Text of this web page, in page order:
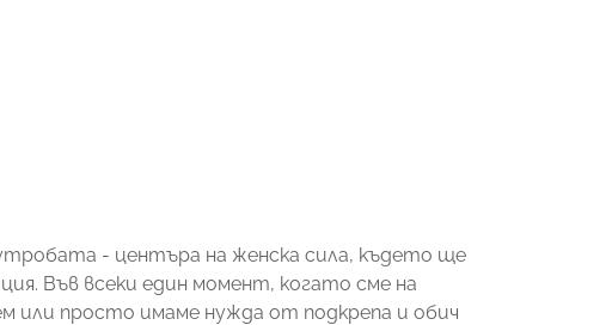
- центъра на женска сила, където ще
Във всеки един момент, когато сме на
или просто имаме нужда от подкрепа и обич